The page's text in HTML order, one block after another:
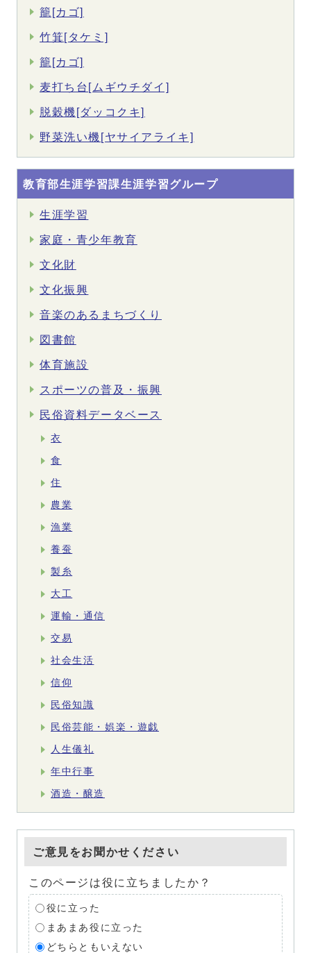
籠[カゴ]
竹箕[タケミ]
籠[カゴ]
麦打ち台[ムギウチダイ]
脱穀機[ダッコクキ]
野菜洗い機[ヤサイアライキ]
教育部生涯学習課生涯学習グループ
生涯学習
家庭・青少年教育
文化財
文化振興
音楽のあるまちづくり
図書館
体育施設
スポーツの普及・振興
民俗資料データベース
衣
食
住
農業
漁業
養蚕
製糸
大工
運輸・通信
交易
社会生活
信仰
民俗知識
民俗芸能・娯楽・遊戯
人生儀礼
年中行事
酒造・醸造
ご意見をお聞かせください
このページは役に立ちましたか？
役に立った
まあまあ役に立った
どちらともいえない